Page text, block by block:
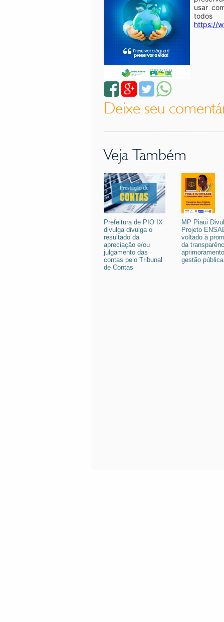
usar
todos
https://
Deixe seu
Veja Também
Prefeitura de PIO IX
divulga divulga o
resultado da
apreciação e/ou
julgamento das
contas pelo Tribunal
de Contas
MP Piaui
Projeto
voltado à
da
gestão